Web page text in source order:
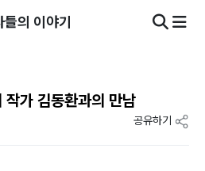
들의 이야기
작가 김동환과의 만남
공유하기